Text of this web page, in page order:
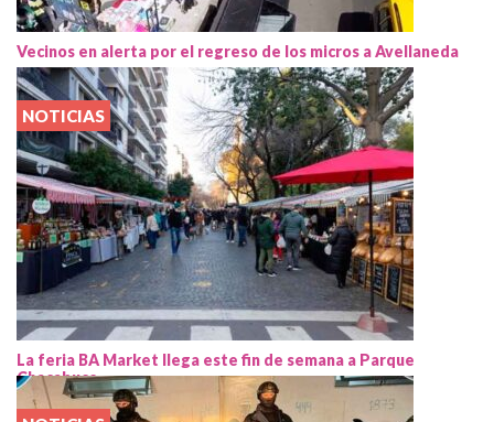
Vecinos en alerta por el regreso de los micros a Avellaneda
NOTICIAS
La feria BA Market llega este fin de semana a Parque
Chacabuco